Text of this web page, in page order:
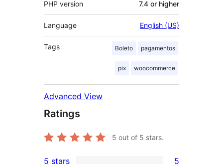
PHP version 7.4 or higher
Language English (US)
Tags Boleto pagamentos
pix woocommerce
Advanced View
Ratings
5 out of 5 stars.
5 stars 5